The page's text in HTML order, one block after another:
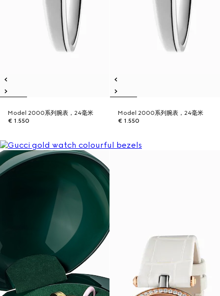
Model 2000系列腕表，24毫米
€ 1.550
Model 2000系列腕表，24毫米
€ 1.550